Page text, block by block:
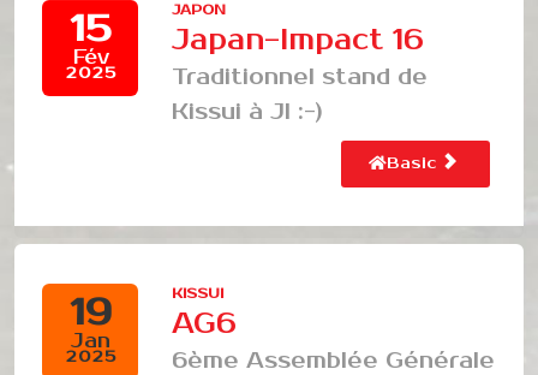
15
Fév
2025
JAPON
Japan-Impact 16
Traditionnel stand de
Kissui à JI :-)
Basic
19
Jan
2025
KISSUI
AG6
6ème Assemblée Générale